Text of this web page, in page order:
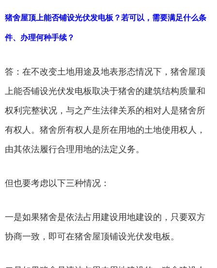
猪舍屋顶上能否铺设光伏发电板？若可以，需要满足什么条
件、办理何种手续？
答：在不改变土地用途及地表形态情况下，猪舍屋顶
上能否铺设光伏发电板取决于猪舍的建筑结构质量和
权利完整状况，与之产生法律关系的相对人是猪舍所
有权人。猪舍所有权人是所在用地的土地使用权人，
由其依法履行合理用地的法定义务。
但也要考虑以下三种情况：
一是如果猪舍是依法占用建设用地建设的，只要双方
协商一致，即可在猪舍屋顶铺设光伏发电板。